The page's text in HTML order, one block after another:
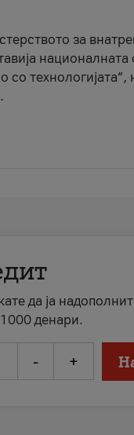
за
технологијата“,
да ја
денари.
- +